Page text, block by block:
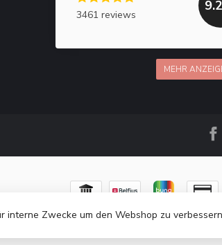
3461 reviews
9.2
MEHR
©
interne Zwecke um den Webshop zu